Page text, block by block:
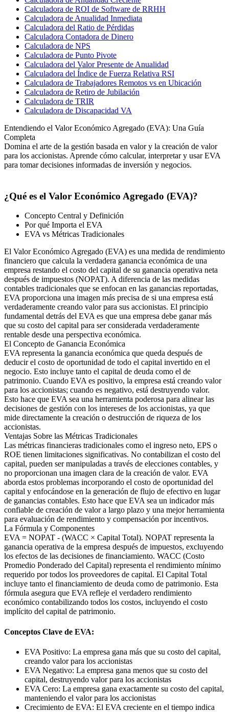
Calculadora de ROI de Software de RRHH
Calculadora de Anualidad Inmediata
Calculadora del Ratio de Pérdidas
Calculadora Contadora de Dinero
Calculadora de NPS
Calculadora de Punto Pivote
Calculadora del Valor Presente de Anualidad
Calculadora del Índice de Fuerza Relativa RSI
Calculadora de Trabajadores Remotos vs en Ubicación
Calculadora de Retiro de Jubilación
Calculadora de TRIR
Calculadora de Discapacidad VA
Entendiendo el Valor Económico Agregado (EVA): Una Guía
Completa
Domina el arte de la gestión basada en valor y la creación de valor
para los accionistas. Aprende cómo calcular, interpretar y usar EVA
para tomar decisiones informadas de inversión y negocios.
¿Qué es el Valor Económico Agregado (EVA)?
Concepto Central y Definición
Por qué Importa el EVA
EVA vs Métricas Tradicionales
El Valor Económico Agregado (EVA) es una medida de rendimiento
financiero que calcula la verdadera ganancia económica de una
empresa restando el costo del capital de su ganancia operativa neta
después de impuestos (NOPAT). A diferencia de las medidas
contables tradicionales que se enfocan en las ganancias reportadas,
EVA proporciona una imagen más precisa de si una empresa está
verdaderamente creando valor para sus accionistas. El principio
fundamental detrás del EVA es que una empresa debe ganar más
que su costo del capital para ser considerada verdaderamente
rentable desde una perspectiva económica.
El Concepto de Ganancia Económica
EVA representa la ganancia económica que queda después de
deducir el costo de oportunidad de todo el capital invertido en el
negocio. Esto incluye tanto el capital de deuda como el de
patrimonio. Cuando EVA es positivo, la empresa está creando valor
para los accionistas; cuando es negativo, está destruyendo valor.
Esto hace que EVA sea una herramienta poderosa para alinear las
decisiones de gestión con los intereses de los accionistas, ya que
mide directamente la creación o destrucción de riqueza de los
accionistas.
Ventajas Sobre las Métricas Tradicionales
Las métricas financieras tradicionales como el ingreso neto, EPS o
ROE tienen limitaciones significativas. No contabilizan el costo del
capital, pueden ser manipuladas a través de elecciones contables, y
no proporcionan una imagen clara de la creación de valor. EVA
aborda estos problemas incorporando el costo de oportunidad del
capital y enfocándose en la generación de flujo de efectivo en lugar
de ganancias contables. Esto hace que EVA sea un indicador más
confiable de creación de valor a largo plazo y una mejor herramienta
para evaluación de rendimiento y compensación por incentivos.
La Fórmula y Componentes
EVA = NOPAT - (WACC × Capital Total). NOPAT representa la
ganancia operativa de la empresa después de impuestos, excluyendo
los efectos de las decisiones de financiamiento. WACC (Costo
Promedio Ponderado del Capital) representa el rendimiento mínimo
requerido por todos los proveedores de capital. El Capital Total
incluye tanto el financiamiento de deuda como de patrimonio. Esta
fórmula asegura que EVA refleje el verdadero rendimiento
económico contabilizando todos los costos, incluyendo el costo
implícito del capital de patrimonio.
Conceptos Clave de EVA:
EVA Positivo: La empresa gana más que su costo del capital,
creando valor para los accionistas
EVA Negativo: La empresa gana menos que su costo del
capital, destruyendo valor para los accionistas
EVA Cero: La empresa gana exactamente su costo del capital,
manteniendo el valor para los accionistas
Crecimiento de EVA: El EVA creciente en el tiempo indica